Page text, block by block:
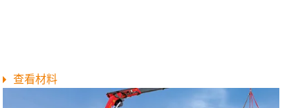
查看材料